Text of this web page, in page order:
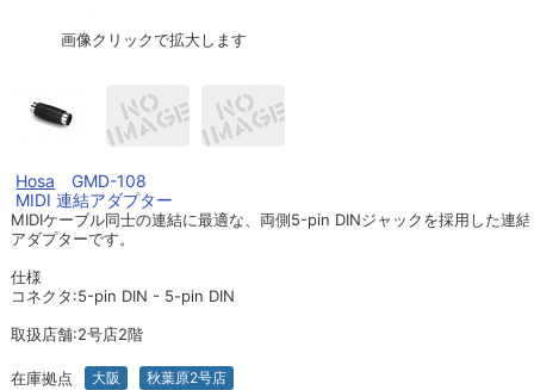
画像クリックで拡大します
Hosa GMD-108
MIDI 連結アダプター
MIDIケーブル同士の連結に最適な、両側5-pin DINジャックを採用した連結
アダプターです。
仕様
コネクタ:5-pin DIN - 5-pin DIN
取扱店舗:2号店2階
在庫拠点 大阪 秋葉原2号店